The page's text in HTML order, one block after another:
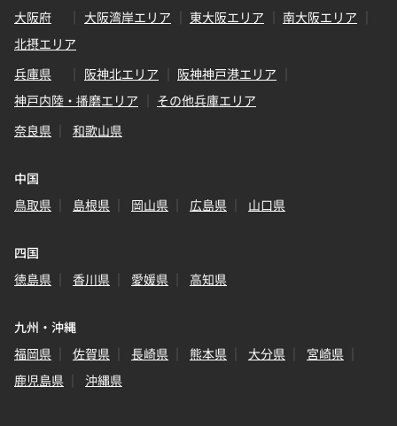
大阪府
大阪湾岸エリア 東大阪エリア
南大阪エリア
北摂エリア
兵庫県
阪神北エリア
阪神神戸港エリア
神戸内陸・播磨エリア
その他兵庫エリア
奈良県
和歌山県
中国
鳥取県
島根県 岡山県 広島県 山口県
四国
徳島県
香川県 愛媛県 高知県
九州・沖縄
福岡県
佐賀県 長崎県 熊本県 大分県
宮崎県
鹿児島県
沖縄県